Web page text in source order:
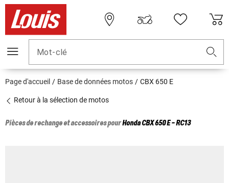
Mot-clé
Page d'accueil Base de données motos CBX 650 E
Retour à la sélection de motos
Pièces de rechange et accessoires pourHondaCBX 650 E - RC13